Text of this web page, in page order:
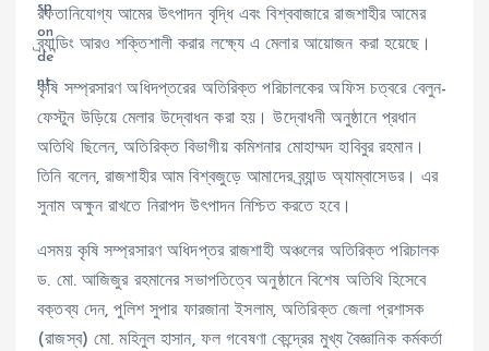
রফতানিযোগ্য আমের উৎপাদন বৃদ্ধি এবং বিশ্ববাজারে রাজশাহীর আমের
ব্র্যান্ডিং আরও শক্তিশালী করার লক্ষ্যে এ মেলার আয়োজন করা হয়েছে।
কৃষি সম্প্রসারণ অধিদপ্তরের অতিরিক্ত পরিচালকের অফিস চত্বরে বেলুন-
ফেস্টুন উড়িয়ে মেলার উদ্বোধন করা হয়। উদ্বোধনী অনুষ্ঠানে প্রধান
অতিথি ছিলেন, অতিরিক্ত বিভাগীয় কমিশনার মোহাম্মদ হাবিবুর রহমান।
তিনি বলেন, রাজশাহীর আম বিশ্বজুড়ে আমাদের ব্র্যান্ড অ্যাম্বাসেডর। এর
সুনাম অক্ষুন রাখতে নিরাপদ উৎপাদন নিশ্চিত করতে হবে।
এসময় কৃষি সম্প্রসারণ অধিদপ্তর রাজশাহী অঞ্চলের অতিরিক্ত পরিচালক
ড. মো. আজিজুর রহমানের সভাপতিত্বে অনুষ্ঠানে বিশেষ অতিথি হিসেবে
বক্তব্য দেন, পুলিশ সুপার ফারজানা ইসলাম, অতিরিক্ত জেলা প্রশাসক
(রাজস্ব) মো. মহিনুল হাসান, ফল গবেষণা কেন্দ্রের মুখ্য বৈজ্ঞানিক কর্মকর্তা